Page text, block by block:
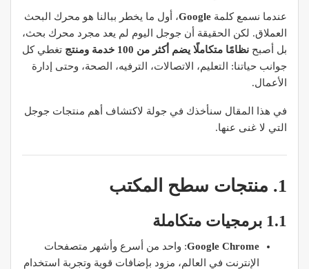
عندما نسمع كلمة Google، أول ما يخطر ببالنا هو محرك البحث
العملاق. لكن الحقيقة أن جوجل اليوم لم يعد مجرد محرك بحث،
بل أصبح نظامًا متكاملًا يضم أكثر من 100 خدمة ومنتج
تغطي كل
جوانب حياتنا: التعليم، الاتصالات، الترفيه، الصحة، وحتى إدارة
الأعمال.
في هذا المقال سنأخذك في جولة لاكتشاف أهم منتجات جوجل
التي لا غنى عنها.
1. منتجات سطح المكتب
1.1 برمجيات متكاملة
Google Chrome: واحد من أسرع وأشهر متصفحات
الإنترنت في العالم، مزود بإضافات قوية وتجربة استخدام